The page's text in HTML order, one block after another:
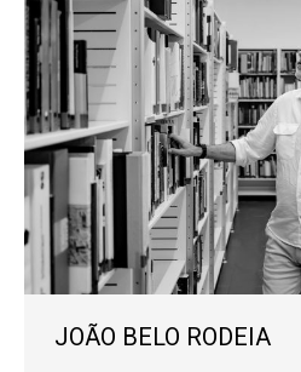
JOÃO BELO RODEIA